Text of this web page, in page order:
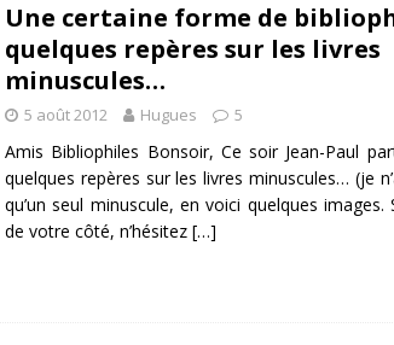
Une certaine forme de
quelques repères sur les livres
minuscules…
5 août 2012 Hugues 5
Amis Bibliophiles Bonsoir, Ce soir Jean-Paul
quelques repères sur les livres minuscules… (je
qu’un seul minuscule, en voici quelques images.
de votre côté, n’hésitez […]